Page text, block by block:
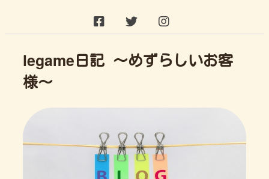
legame日記 ～めずらしいお客
様～